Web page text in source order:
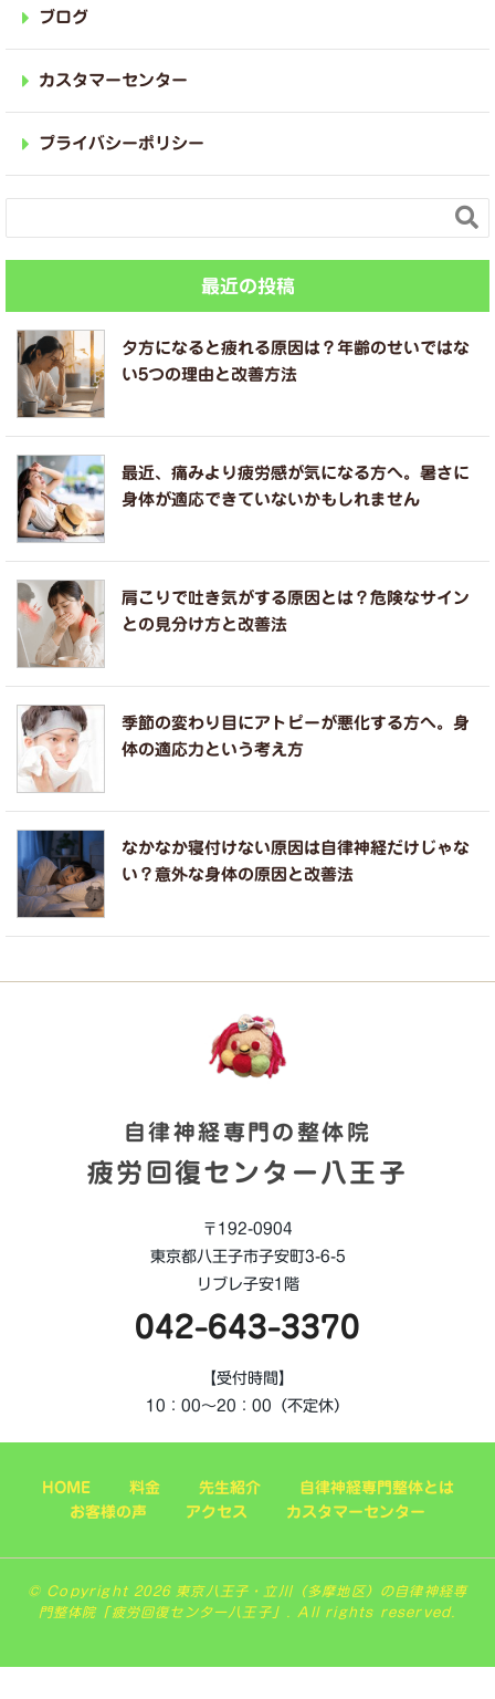
ブログ
カスタマーセンター
プライバシーポリシー

最近の投稿
夕方になると疲れる原因は？年齢のせいではな
い5つの理由と改善方法
最近、痛みより疲労感が気になる方へ。暑さに
身体が適応できていないかもしれません
肩こりで吐き気がする原因とは？危険なサイン
との見分け方と改善法
季節の変わり目にアトピーが悪化する方へ。身
体の適応力という考え方
なかなか寝付けない原因は自律神経だけじゃな
い？意外な身体の原因と改善法
自律神経専門の整体院
疲労回復センター八王子
〒192-0904
東京都八王子市子安町3-6-5
リブレ子安1階
042-643-3370
【受付時間】
10：00～20：00（不定休）
HOME 料金 先生紹介
自律神経専門整体とは
お客様の声
アクセス カスタマーセンター
© Copyright 2026 東京八王子・立川（多摩地区）の自律神経専
門整体院「疲労回復センター八王子」. All rights reserved.